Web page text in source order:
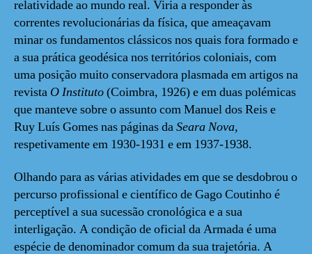
relatividade ao mundo real. Viria a responder às
correntes revolucionárias da física, que ameaçavam
minar os fundamentos clássicos nos quais fora formado e
a sua prática geodésica nos territórios coloniais, com
uma posição muito conservadora plasmada em artigos na
revista O Instituto(Coimbra, 1926) e em duas polémicas
que manteve sobre o assunto com Manuel dos Reis e
Ruy Luís Gomes nas páginas daSeara Nova,
respetivamente em 1930-1931 e em 1937-1938.
Olhando para as várias atividades em que se desdobrou o
percurso profissional e científico de Gago Coutinho é
perceptível a sua sucessão cronológica e a sua
interligação. A condição de oficial da Armada é uma
espécie de denominador comum da sua trajetória. A